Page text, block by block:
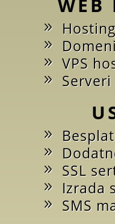
WEB
Domeni
VPS
Serveri
SSL
Izrada
SMS